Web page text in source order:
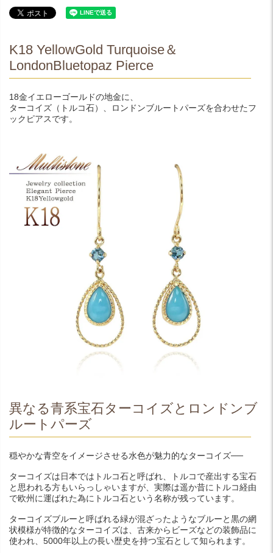
K18 YellowGold Turquoise＆
LondonBluetopaz Pierce
18金イエローゴールドの地金に、
ターコイズ（トルコ石）、ロンドンブルートパーズを合わせたフ
ックピアスです。
異なる青系宝石ターコイズとロンドンブ
ルートパーズ
穏やかな青空をイメージさせる水色が魅力的なターコイズ──
ターコイズは日本ではトルコ石と呼ばれ、トルコで産出する宝石
と思われる方もいらっしゃいますが、実際は遥か昔にトルコ経由
で欧州に運ばれた為にトルコ石という名称が残っています。
ターコイズブルーと呼ばれる緑が混ざったようなブルーと黒の網
状模様が特徴的なターコイズは、古来からビーズなどの装飾品に
使われ、5000年以上の長い歴史を持つ宝石として知られます。